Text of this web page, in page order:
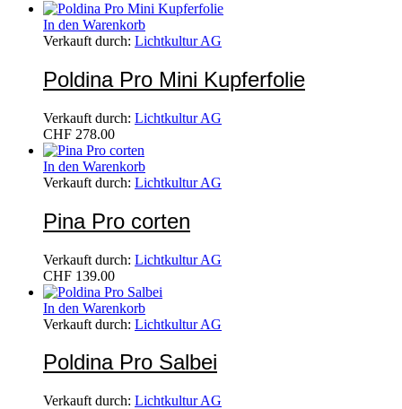
In den Warenkorb
Verkauft durch: Lichtkultur AG
Poldina Pro Mini Kupferfolie
Verkauft durch: Lichtkultur AG
CHF 278.00
In den Warenkorb
Verkauft durch: Lichtkultur AG
Pina Pro corten
Verkauft durch: Lichtkultur AG
CHF 139.00
In den Warenkorb
Verkauft durch: Lichtkultur AG
Poldina Pro Salbei
Verkauft durch: Lichtkultur AG